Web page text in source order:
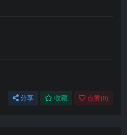
分享 收藏 点赞(0)